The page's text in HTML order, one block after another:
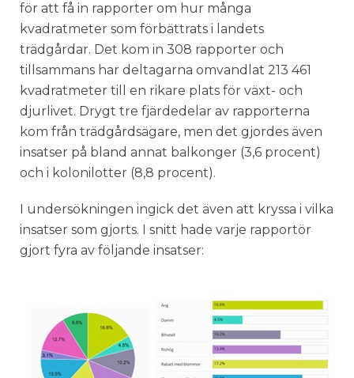
för att få in rapporter om hur många
kvadratmeter som förbättrats i landets
trädgårdar. Det kom in 308 rapporter och
tillsammans har deltagarna omvandlat 213 461
kvadratmeter till en rikare plats för växt- och
djurlivet. Drygt tre fjärdedelar av rapporterna
kom från trädgårdsägare, men det gjordes även
insatser på bland annat balkonger (3,6 procent)
och i kolonilotter (8,8 procent).
I undersökningen ingick det även att kryssa i vilka
insatser som gjorts. I snitt hade varje rapportör
gjort fyra av följande insatser: